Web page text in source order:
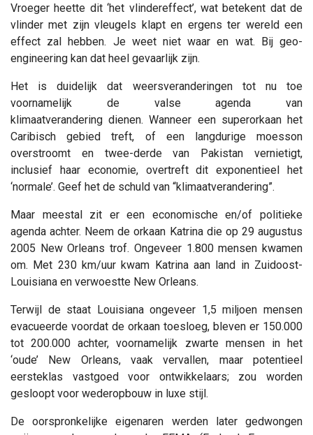
Vroeger heette dit ‘het vlindereffect’, wat betekent dat de
vlinder met zijn vleugels klapt en ergens ter wereld een
effect zal hebben. Je weet niet waar en wat. Bij geo-
engineering kan dat heel gevaarlijk zijn.
Het is duidelijk dat weersveranderingen tot nu toe
voornamelijk de valse agenda van
klimaatverandering dienen. Wanneer een superorkaan het
Caribisch gebied treft, of een langdurige moesson
overstroomt en twee-derde van Pakistan vernietigt,
inclusief haar economie, overtreft dit exponentieel het
‘normale’. Geef het de schuld van “klimaatverandering”.
Maar meestal zit er een economische en/of politieke
agenda achter. Neem de orkaan Katrina die op 29 augustus
2005 New Orleans trof. Ongeveer 1.800 mensen kwamen
om. Met 230 km/uur kwam Katrina aan land in Zuidoost-
Louisiana en verwoestte New Orleans.
Terwijl de staat Louisiana ongeveer 1,5 miljoen mensen
evacueerde voordat de orkaan toesloeg, bleven er 150.000
tot 200.000 achter, voornamelijk zwarte mensen in het
‘oude’ New Orleans, vaak vervallen, maar potentieel
eersteklas vastgoed voor ontwikkelaars; zou worden
gesloopt voor wederopbouw in luxe stijl.
De oorspronkelijke eigenaren werden later gedwongen